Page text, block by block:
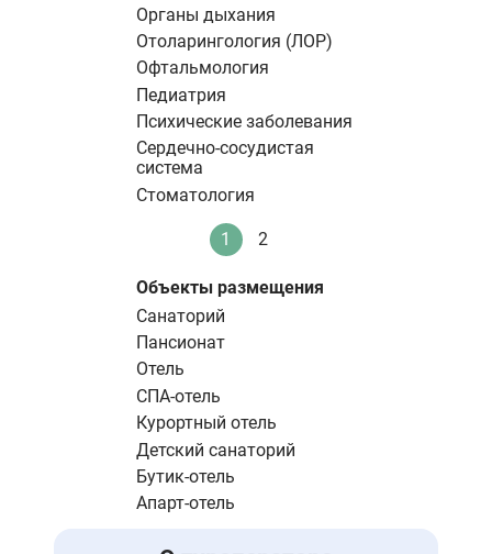
Органы дыхания
Отоларингология (ЛОР)
Офтальмология
Педиатрия
Психические заболевания
Сердечно-сосудистая
система
Стоматология
Нумерация
страниц Текущая
1 Стандартное
2
Объекты размещения
Санаторий
Пансионат
Отель
СПА-отель
Курортный отель
Детский санаторий
Бутик-отель
Апарт-отель